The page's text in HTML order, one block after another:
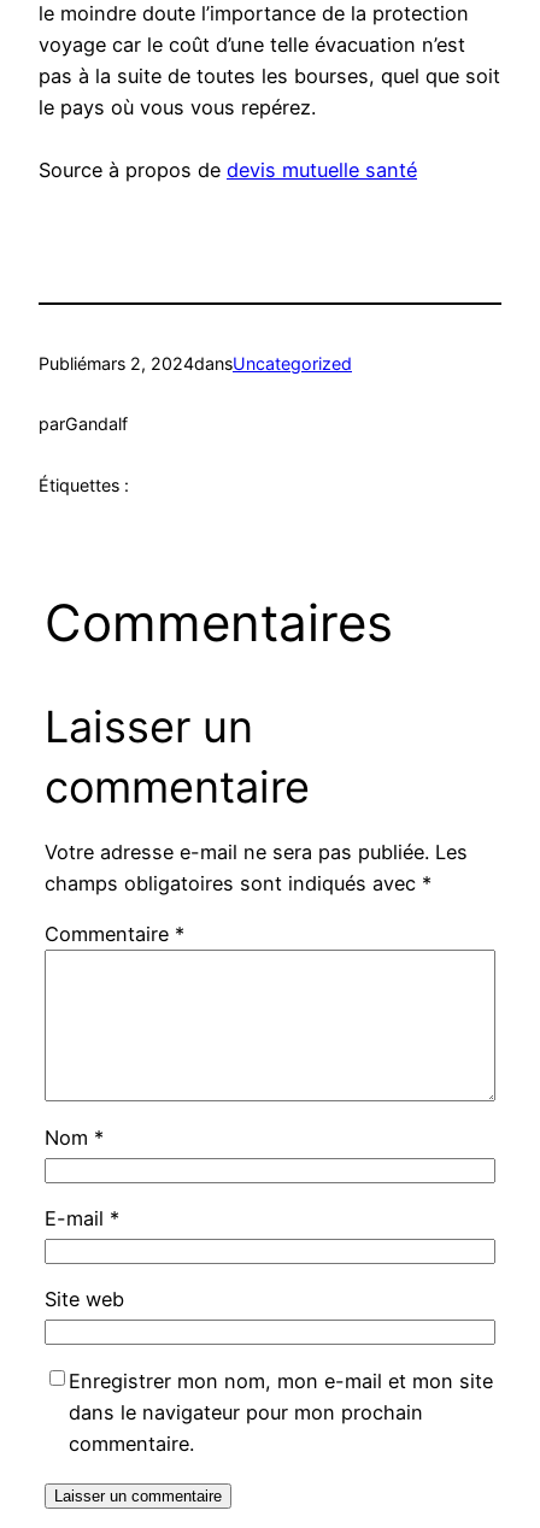
le moindre doute l’importance de la protection
voyage car le coût d’une telle évacuation n’est
pas à la suite de toutes les bourses, quel que soit
le pays où vous vous repérez.
Source à propos de devis mutuelle santé
Publiémars 2, 2024dansUncategorized
parGandalf
Étiquettes :
Commentaires
Laisser un
commentaire
Votre adresse e-mail ne sera pas publiée. Les
champs obligatoires sont indiqués avec *
Commentaire *
Nom *
E-mail *
Site web
Enregistrer mon nom, mon e-mail et mon site
dans le navigateur pour mon prochain
commentaire.